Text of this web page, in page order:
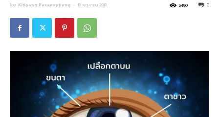
โดย Kitipong Pasanaphong - 18 พฤษภาคม 2018 0
5480